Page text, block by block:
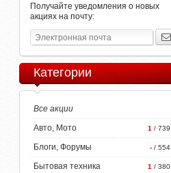
Получайте уведомления о новых
акциях на почту:
Категории
Все акции
1 / 739
Авто, Мото
- / 554
Блоги, Форумы
1 / 380
Бытовая техника